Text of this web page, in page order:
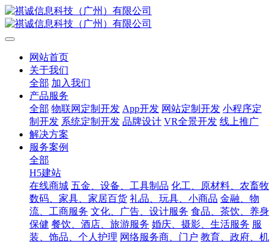
网站首页
关于我们
全部 加入我们
产品服务
全部 物联网定制开发 App开发 网站定制开发 小程序定
制开发 系统定制开发 品牌设计 VR全景开发 线上推广
解决方案
服务案例
全部
H5建站
在线商城 五金、设备、工具制品 化工、原材料、农畜牧
数码、家具、家居百货 礼品、玩具、小商品 金融、物
流、工商服务 文化、广告、设计服务 食品、茶饮、养身
保健 餐饮、酒店、旅游服务 婚庆、摄影、生活服务 服
装、饰品、个人护理 网络服务商、门户 教育、政府、机